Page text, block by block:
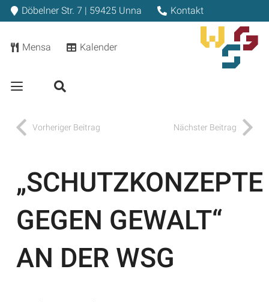
Döbelner Str. 7 | 59425 Unna Kontakt
Mensa Kalender
Vorheriger Beitrag Nächster Beitrag
„SCHUTZKONZEPTE
GEGEN GEWALT“
AN DER WSG